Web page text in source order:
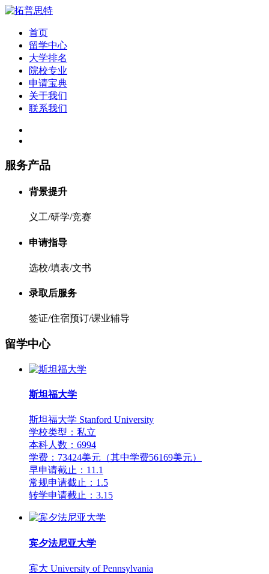
首页
留学中心
大学排名
院校专业
申请宝典
关于我们
联系我们
服务产品
背景提升
义工/研学/竞赛
申请指导
选校/填表/文书
录取后服务
签证/住宿预订/课业辅导
留学中心
斯坦福大学
斯坦福大学 Stanford University
学校类型：私立
本科人数：6994
学费：73424美元（其中学费56169美元）
早申请截止：11.1
常规申请截止：1.5
转学申请截止：3.15
宾夕法尼亚大学
宾大 University of Pennsylvania